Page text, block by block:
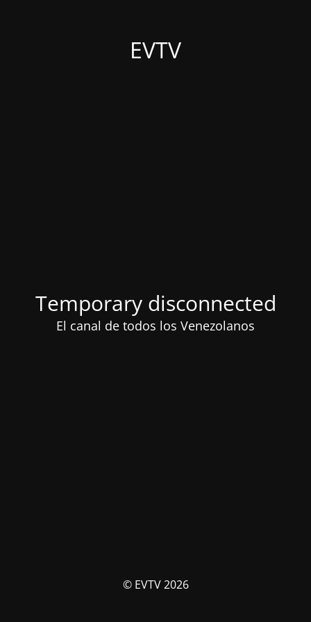
EVTV
Temporary disconnected
El canal de todos los Venezolanos
© EVTV 2026